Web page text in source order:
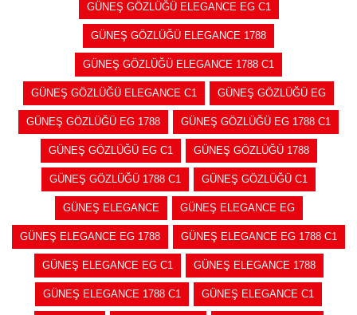
GÜNEŞ GÖZLÜĞÜ ELEGANCE EG C1
GÜNEŞ GÖZLÜĞÜ ELEGANCE 1788
GÜNEŞ GÖZLÜĞÜ ELEGANCE 1788 C1
GÜNEŞ GÖZLÜĞÜ ELEGANCE C1 GÜNEŞ GÖZLÜĞÜ EG
GÜNEŞ GÖZLÜĞÜ EG 1788 GÜNEŞ GÖZLÜĞÜ EG 1788 C1
GÜNEŞ GÖZLÜĞÜ EG C1 GÜNEŞ GÖZLÜĞÜ 1788
GÜNEŞ GÖZLÜĞÜ 1788 C1 GÜNEŞ GÖZLÜĞÜ C1
GÜNEŞ ELEGANCE GÜNEŞ ELEGANCE EG
GÜNEŞ ELEGANCE EG 1788 GÜNEŞ ELEGANCE EG 1788 C1
GÜNEŞ ELEGANCE EG C1 GÜNEŞ ELEGANCE 1788
GÜNEŞ ELEGANCE 1788 C1 GÜNEŞ ELEGANCE C1